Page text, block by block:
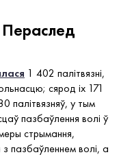
Пераслед
1 402 палітвязні,
сярод іх 171
палітвязняў, у тым
пазбаўлення волі ў
стрымання,
пазбаўленнем волі, а